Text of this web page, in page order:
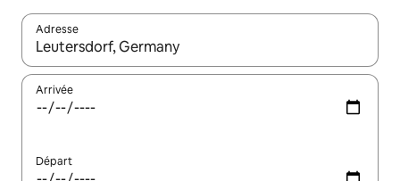
Adresse
Lorsque les résultats s'affichent, utilisez les flèches vers le
Arrivée
Départ